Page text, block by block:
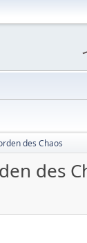
des Chaos
des